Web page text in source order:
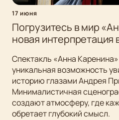
17 июня
Погрузитесь в мир
новая интерпретация
Спектакль «Анна
уникальная возможность
историю глазами Андрея
Минималистичная
создают атмосферу, где
обретает глубокий смысл.